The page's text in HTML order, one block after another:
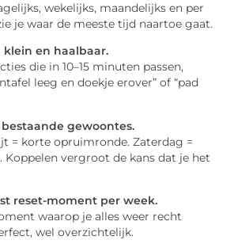
wekelijks, maandelijks en per
je waar de meeste tijd naartoe gaat.
klein en haalbaar.
die in 10–15 minuten passen,
leeg en doekje erover” of “pad
gewoontes.
= korte opruimronde. Zaterdag =
Koppelen vergroot de kans dat je het
reset-moment per week.
waarop je alles weer recht
wel overzichtelijk.